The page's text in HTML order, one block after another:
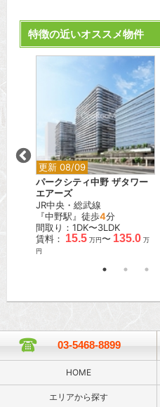
特徴の近いオススメ物件
更新 08/09
パークシティ中野 ザタワー
エアーズ
JR中央・総武線
『中野駅』徒歩4分
間取り：1DK〜3LDK
賃料： 15.5 万円〜 135.0 万
円
03-5468-8899
HOME
エリアから探す